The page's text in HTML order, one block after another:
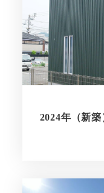
2024年（新